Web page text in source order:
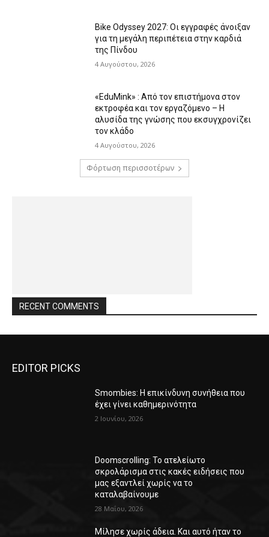
Bike Odyssey 2027: Οι εγγραφές άνοιξαν
για τη μεγάλη περιπέτεια στην καρδιά
της Πίνδου
4 Αυγούστου, 2026
«EduMink» : Από τον επιστήμονα στον
εκτροφέα και τον εργαζόμενο – Η
αλυσίδα της γνώσης που εκσυγχρονίζει
τον κλάδο
4 Αυγούστου, 2026
Φόρτωση περισσοτέρων
RECENT COMMENTS
EDITOR PICKS
Smombies: Η επικίνδυνη συνήθεια που
έχει γίνει καθημερινότητα
2 Ιουνίου, 2026
Doomscrolling: Το ατελείωτο
σκρολάρισμα στις κακές ειδήσεις που
μας εξαντλεί χωρίς να το
καταλαβαίνουμε
28 Μαΐου, 2026
Μίλησε χωρίς άδεια. Και αυτό ήταν το